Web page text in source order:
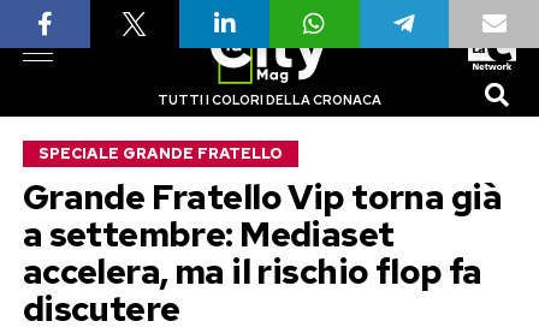
TUTTI I COLORI DELLA CRONACA
SPECIALE GRANDE FRATELLO
Grande Fratello Vip torna già
a settembre: Mediaset
accelera, ma il rischio flop fa
discutere